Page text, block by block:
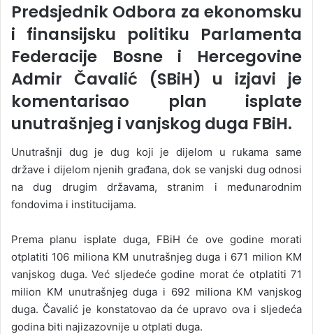
Predsjednik Odbora za ekonomsku
i finansijsku politiku Parlamenta
Federacije Bosne i Hercegovine
Admir Čavalić (SBiH) u izjavi je
komentarisao plan isplate
unutrašnjeg i vanjskog duga FBiH.
Unutrašnji dug je dug koji je dijelom u rukama same
države i dijelom njenih građana, dok se vanjski dug odnosi
na dug drugim državama, stranim i međunarodnim
fondovima i institucijama.
Prema planu isplate duga, FBiH će ove godine morati
otplatiti 106 miliona KM unutrašnjeg duga i 671 milion KM
vanjskog duga. Već sljedeće godine morat će otplatiti 71
milion KM unutrašnjeg duga i 692 miliona KM vanjskog
duga. Čavalić je konstatovao da će upravo ova i sljedeća
godina biti najizazovnije u otplati duga.